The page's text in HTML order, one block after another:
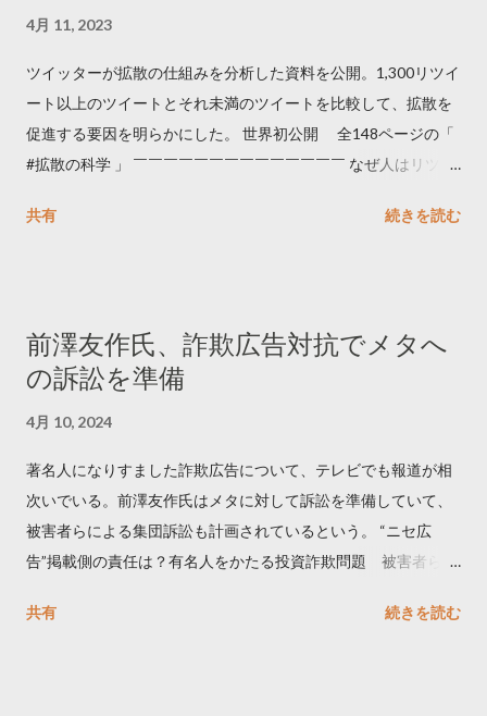
4月 11, 2023
ツイッターが拡散の仕組みを分析した資料を公開。1,300リツイ
ート以上のツイートとそれ未満のツイートを比較して、拡散を
促進する要因を明らかにした。 世界初公開 全148ページの「
#拡散の科学 」 ￣￣￣￣￣￣￣￣￣￣￣￣￣￣ なぜ人はリツイ
学しました。 ー バズの目安は1300リツイート ー 人は16の熱量
トするのか？ https://marketing.twitter.com/ja/insights/kakusan
共有 続きを読む
前澤友作氏、詐欺広告対抗でメタへ
の訴訟を準備
4月 10, 2024
著名人になりすました詐欺広告について、テレビでも報道が相
次いでいる。前澤友作氏はメタに対して訴訟を準備していて、
被害者らによる集団訴訟も計画されているという。 “ニセ広
告”掲載側の責任は？有名人をかたる投資詐欺問題 被害者らが
https://newsdig.tbs.co.jp/articles/-/1091835 なぜなくならな
共有 続きを読む